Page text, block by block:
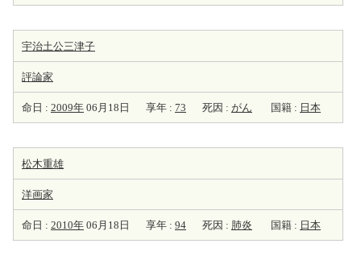
宇治土公三津子
評論家
命日 : 2009年 06月18日 享年 : 73 死因 : がん 国籍 : 日本
松木重雄
洋画家
命日 : 2010年 06月18日 享年 : 94 死因 : 肺炎 国籍 : 日本